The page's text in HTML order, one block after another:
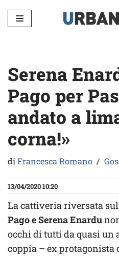
Vai
Serena
Pago per
andato a
corna!»
diFrancesca Romano
13/04/2020 10:20
La cattiveria riversata
Pago e Serena Enardu
occhi di tutti da quasi un
coppia – ex protagonista